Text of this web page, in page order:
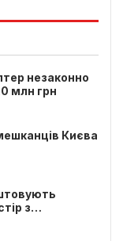
незаконно
млн грн
Києва
з